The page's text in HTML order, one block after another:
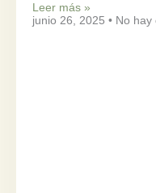
Leer más »
junio 26, 2025
No hay